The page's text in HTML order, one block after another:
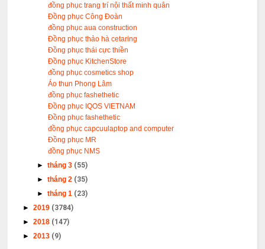
đồng phục trang trí nội thất minh quân
Đồng phục Công Đoàn
đồng phục aua construction
Đồng phục thảo hà cetaring
Đồng phục thái cực thiền
Đồng phục KitchenStore
đồng phục cosmetics shop
Áo thun Phong Lâm
đồng phục fashethetic
Đồng phục IQOS VIETNAM
Đồng phục fashethetic
đồng phục capcuulaptop and computer
Đồng phục MR
đồng phục NMS
►tháng 3 (55)
►tháng 2 (35)
►tháng 1 (23)
►2019 (3784)
►2018 (147)
►2013 (9)